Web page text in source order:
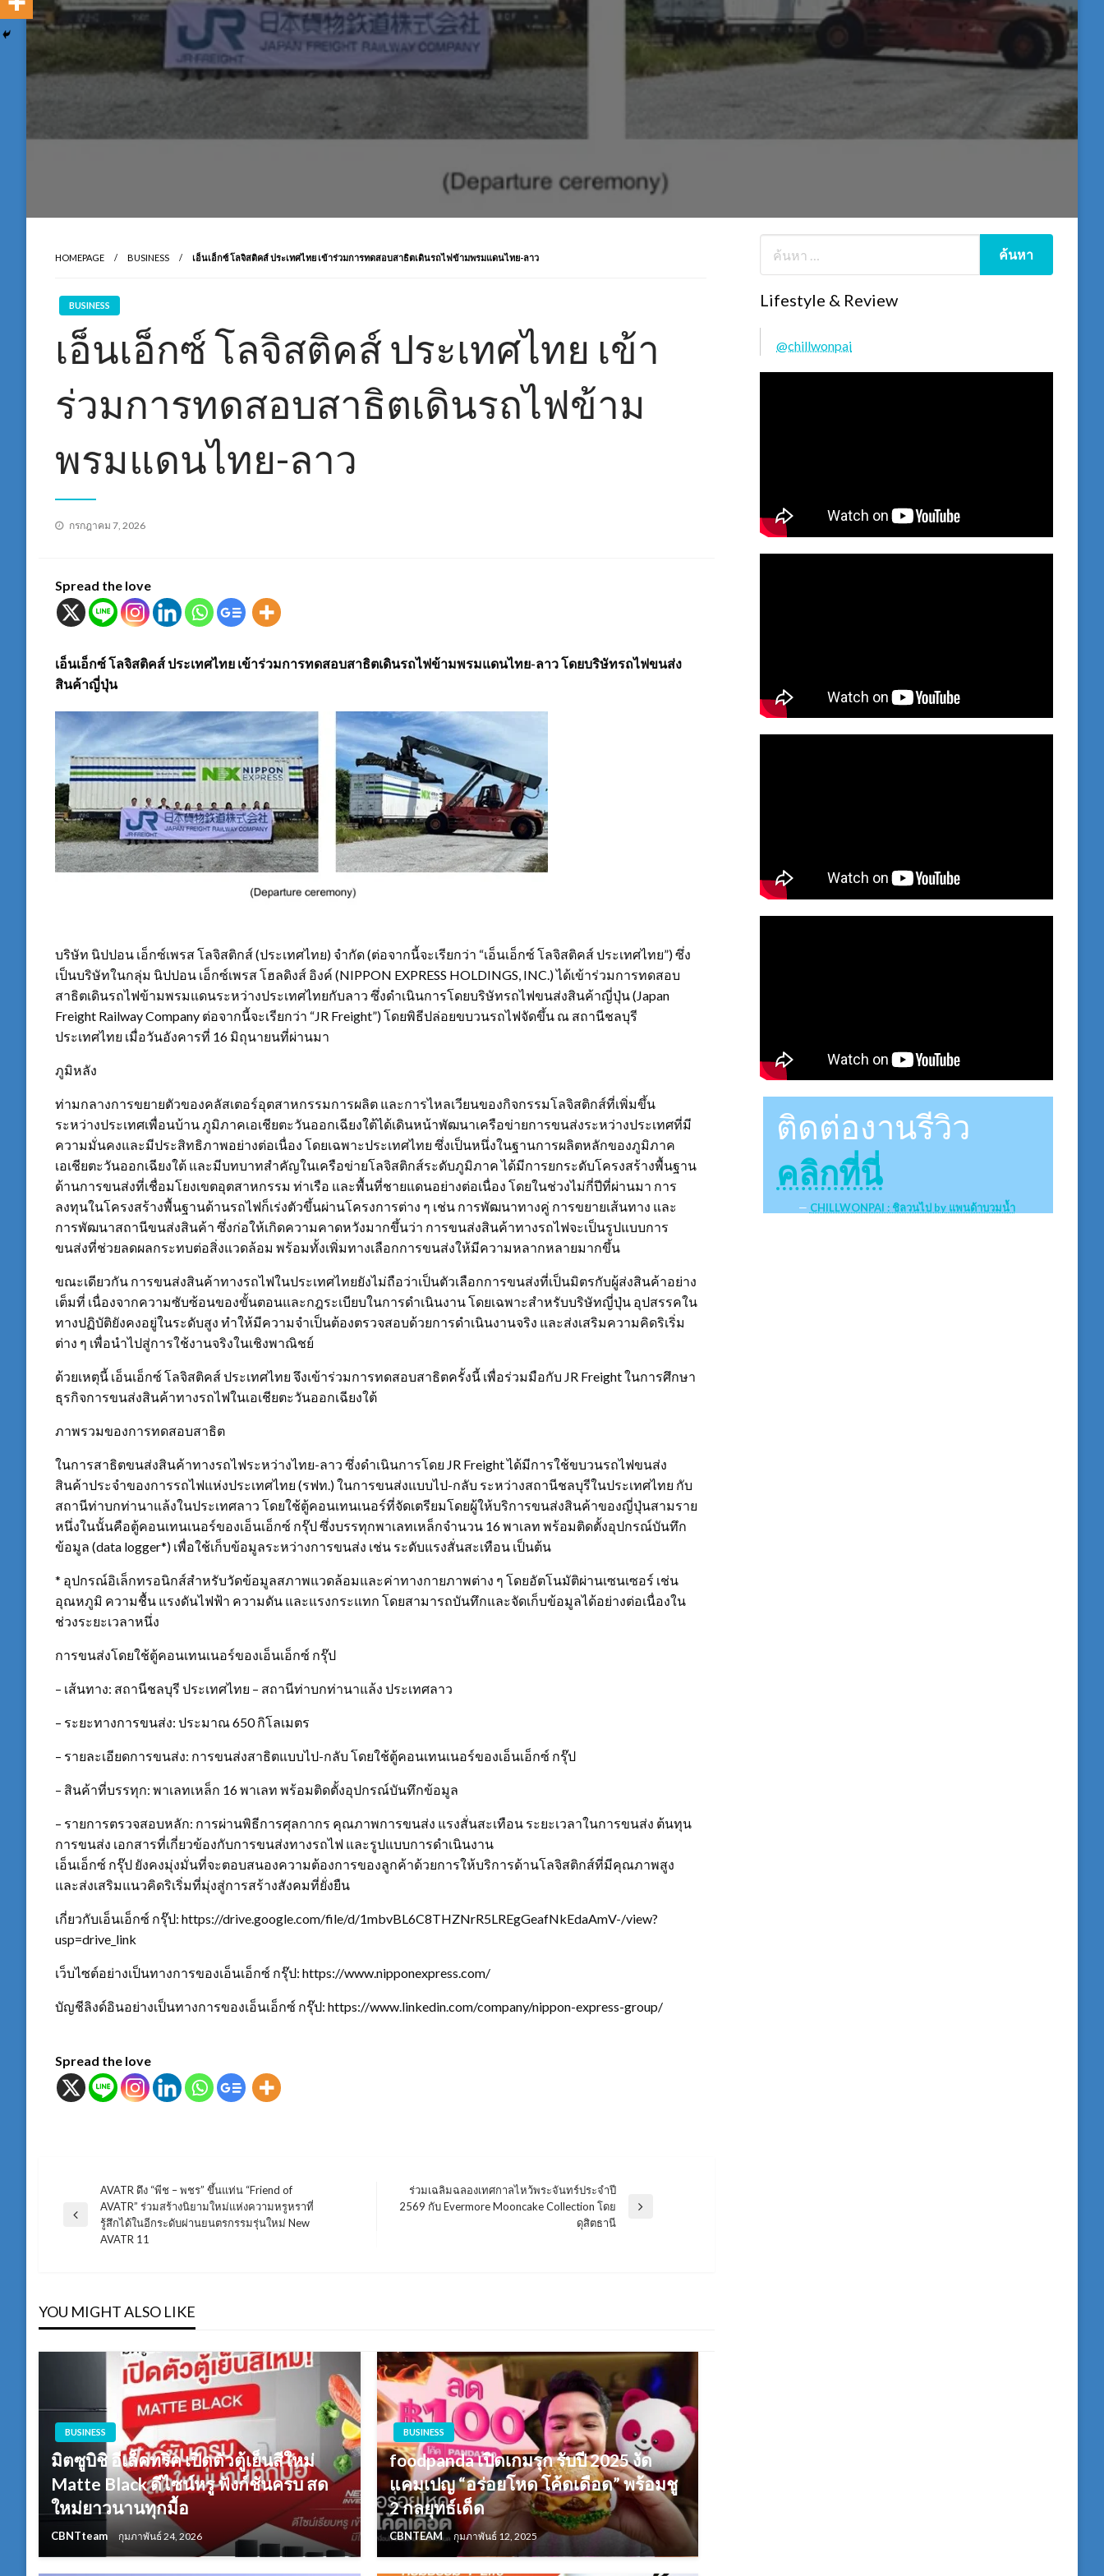
HOMEPAGE BUSINESS เอ็นเอ็กซ์ โลจิสติคส์ ประเทศไทย เข้าร่วมการทดสอบสาธิตเดินรถไฟข้ามพรมแดนไทย-ลาว
BUSINESS
เอ็นเอ็กซ์ โลจิสติคส์ ประเทศไทย เข้า
ร่วมการทดสอบสาธิตเดินรถไฟข้าม
พรมแดนไทย-ลาว
Posted
กรกฎาคม 7, 2026
Spread the love
เอ็นเอ็กซ์ โลจิสติคส์ ประเทศไทย เข้าร่วมการทดสอบสาธิตเดินรถไฟข้ามพรมแดนไทย-ลาว โดยบริษัทรถไฟขนส่ง
สินค้าญี่ปุ่น
บริษัท นิปปอน เอ็กซ์เพรส โลจิสติกส์ (ประเทศไทย) จำกัด (ต่อจากนี้จะเรียกว่า “เอ็นเอ็กซ์ โลจิสติคส์ ประเทศไทย”) ซึ่ง
เป็นบริษัทในกลุ่ม นิปปอน เอ็กซ์เพรส โฮลดิงส์ อิงค์ (NIPPON EXPRESS HOLDINGS, INC.) ได้เข้าร่วมการทดสอบ
สาธิตเดินรถไฟข้ามพรมแดนระหว่างประเทศไทยกับลาว ซึ่งดำเนินการโดยบริษัทรถไฟขนส่งสินค้าญี่ปุ่น (Japan
Freight Railway Company ต่อจากนี้จะเรียกว่า “JR Freight”) โดยพิธีปล่อยขบวนรถไฟจัดขึ้น ณ สถานีชลบุรี
ประเทศไทย เมื่อวันอังคารที่ 16 มิถุนายนที่ผ่านมา
ภูมิหลัง
ท่ามกลางการขยายตัวของคลัสเตอร์อุตสาหกรรมการผลิต และการไหลเวียนของกิจกรรมโลจิสติกส์ที่เพิ่มขึ้น
ระหว่างประเทศเพื่อนบ้าน ภูมิภาคเอเชียตะวันออกเฉียงใต้ได้เดินหน้าพัฒนาเครือข่ายการขนส่งระหว่างประเทศที่มี
ความมั่นคงและมีประสิทธิภาพอย่างต่อเนื่อง โดยเฉพาะประเทศไทย ซึ่งเป็นหนึ่งในฐานการผลิตหลักของภูมิภาค
เอเชียตะวันออกเฉียงใต้ และมีบทบาทสำคัญในเครือข่ายโลจิสติกส์ระดับภูมิภาค ได้มีการยกระดับโครงสร้างพื้นฐาน
ด้านการขนส่งที่เชื่อมโยงเขตอุตสาหกรรม ท่าเรือ และพื้นที่ชายแดนอย่างต่อเนื่อง โดยในช่วงไม่กี่ปีที่ผ่านมา การ
ลงทุนในโครงสร้างพื้นฐานด้านรถไฟก็เร่งตัวขึ้นผ่านโครงการต่าง ๆ เช่น การพัฒนาทางคู่ การขยายเส้นทาง และ
การพัฒนาสถานีขนส่งสินค้า ซึ่งก่อให้เกิดความคาดหวังมากขึ้นว่า การขนส่งสินค้าทางรถไฟจะเป็นรูปแบบการ
ขนส่งที่ช่วยลดผลกระทบต่อสิ่งแวดล้อม พร้อมทั้งเพิ่มทางเลือกการขนส่งให้มีความหลากหลายมากขึ้น
ขณะเดียวกัน การขนส่งสินค้าทางรถไฟในประเทศไทยยังไม่ถือว่าเป็นตัวเลือกการขนส่งที่เป็นมิตรกับผู้ส่งสินค้าอย่าง
เต็มที่ เนื่องจากความซับซ้อนของขั้นตอนและกฎระเบียบในการดำเนินงาน โดยเฉพาะสำหรับบริษัทญี่ปุ่น อุปสรรคใน
ทางปฏิบัติยังคงอยู่ในระดับสูง ทำให้มีความจำเป็นต้องตรวจสอบด้วยการดำเนินงานจริง และส่งเสริมความคิดริเริ่ม
ต่าง ๆ เพื่อนำไปสู่การใช้งานจริงในเชิงพาณิชย์
ด้วยเหตุนี้ เอ็นเอ็กซ์ โลจิสติคส์ ประเทศไทย จึงเข้าร่วมการทดสอบสาธิตครั้งนี้ เพื่อร่วมมือกับ JR Freight ในการศึกษา
ธุรกิจการขนส่งสินค้าทางรถไฟในเอเชียตะวันออกเฉียงใต้
ภาพรวมของการทดสอบสาธิต
ในการสาธิตขนส่งสินค้าทางรถไฟระหว่างไทย-ลาว ซึ่งดำเนินการโดย JR Freight ได้มีการใช้ขบวนรถไฟขนส่ง
สินค้าประจำของการรถไฟแห่งประเทศไทย (รฟท.) ในการขนส่งแบบไป-กลับ ระหว่างสถานีชลบุรีในประเทศไทย กับ
สถานีท่าบกท่านาแล้งในประเทศลาว โดยใช้ตู้คอนเทนเนอร์ที่จัดเตรียมโดยผู้ให้บริการขนส่งสินค้าของญี่ปุ่นสามราย
หนึ่งในนั้นคือตู้คอนเทนเนอร์ของเอ็นเอ็กซ์ กรุ๊ป ซึ่งบรรทุกพาเลทเหล็กจำนวน 16 พาเลท พร้อมติดตั้งอุปกรณ์บันทึก
ข้อมูล (data logger*) เพื่อใช้เก็บข้อมูลระหว่างการขนส่ง เช่น ระดับแรงสั่นสะเทือน เป็นต้น
* อุปกรณ์อิเล็กทรอนิกส์สำหรับวัดข้อมูลสภาพแวดล้อมและค่าทางกายภาพต่าง ๆ โดยอัตโนมัติผ่านเซนเซอร์ เช่น
อุณหภูมิ ความชื้น แรงดันไฟฟ้า ความดัน และแรงกระแทก โดยสามารถบันทึกและจัดเก็บข้อมูลได้อย่างต่อเนื่องใน
ช่วงระยะเวลาหนึ่ง
การขนส่งโดยใช้ตู้คอนเทนเนอร์ของเอ็นเอ็กซ์ กรุ๊ป
– เส้นทาง: สถานีชลบุรี ประเทศไทย – สถานีท่าบกท่านาแล้ง ประเทศลาว
– ระยะทางการขนส่ง: ประมาณ 650 กิโลเมตร
– รายละเอียดการขนส่ง: การขนส่งสาธิตแบบไป-กลับ โดยใช้ตู้คอนเทนเนอร์ของเอ็นเอ็กซ์ กรุ๊ป
– สินค้าที่บรรทุก: พาเลทเหล็ก 16 พาเลท พร้อมติดตั้งอุปกรณ์บันทึกข้อมูล
– รายการตรวจสอบหลัก: การผ่านพิธีการศุลกากร คุณภาพการขนส่ง แรงสั่นสะเทือน ระยะเวลาในการขนส่ง ต้นทุน
การขนส่ง เอกสารที่เกี่ยวข้องกับการขนส่งทางรถไฟ และรูปแบบการดำเนินงาน
เอ็นเอ็กซ์ กรุ๊ป ยังคงมุ่งมั่นที่จะตอบสนองความต้องการของลูกค้าด้วยการให้บริการด้านโลจิสติกส์ที่มีคุณภาพสูง
และส่งเสริมแนวคิดริเริ่มที่มุ่งสู่การสร้างสังคมที่ยั่งยืน
เกี่ยวกับเอ็นเอ็กซ์ กรุ๊ป: https://drive.google.com/file/d/1mbvBL6C8THZNrR5LREgGeafNkEdaAmV-/view?
usp=drive_link
เว็บไซต์อย่างเป็นทางการของเอ็นเอ็กซ์ กรุ๊ป: https://www.nipponexpress.com/
บัญชีลิงด์อินอย่างเป็นทางการของเอ็นเอ็กซ์ กรุ๊ป: https://www.linkedin.com/company/nippon-express-group/
Spread the love
แนะแนว
เรื่อง
Previous
AVATR ดึง “พีช – พชร” ขึ้นแท่น “Friend of
AVATR” ร่วมสร้างนิยามใหม่แห่งความหรูหราที่
รู้สึกได้ในอีกระดับผ่านยนตรกรรมรุ่นใหม่ New
AVATR 11
Next
ร่วมเฉลิมฉลองเทศกาลไหว้พระจันทร์ประจำปี
2569 กับ Evermore Mooncake Collection โดย
ดุสิตธานี
YOU MIGHT ALSO LIKE
BUSINESS
มิตซูบิชิ อีเล็คทริค เปิดตัวตู้เย็นสีใหม่
Matte Black ดีไซน์หรู ฟังก์ชันครบ สด
ใหม่ยาวนานทุกมื้อ
CBNTteam กุมภาพันธ์ 24, 2026
BUSINESS
foodpanda เปิดเกมรุก รับปี 2025 งัด
แคมเปญ “อร่อยโหด โค้ดเดือด” พร้อมชู
2 กลยุทธ์เด็ด
CBNTEAM กุมภาพันธ์ 12, 2025
Lifestyle & Review
@chillwonpai
ติดต่องานรีวิว
คลิกที่นี่
CHILLWONPAI : ชิลวนไป by แพนด้าบวมน้ำ